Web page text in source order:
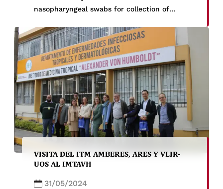
nasopharyngeal swabs for collection of
pandemic setting” en la revista Frontiers in
Public Health el 8 de mayo del 2024. El
abastecimiento global de hisopos nasales
utilizados para […]
VISITA DEL ITM AMBERES, ARES Y VLIR-
UOS AL IMTAVH
31/05/2024